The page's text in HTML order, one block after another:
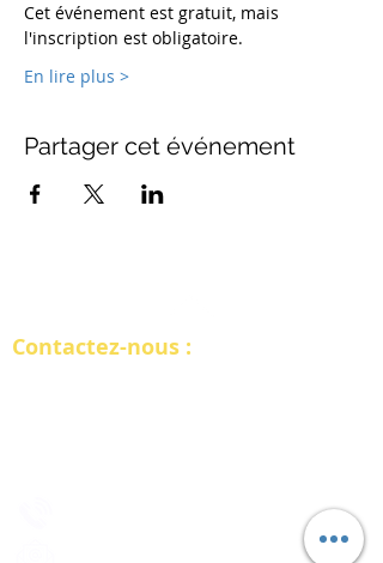
Cet événement est gratuit, mais
l'inscription est obligatoire.
En lire plus >
Partager cet événement
Contactez-nous :
consultant@intersoftone.com